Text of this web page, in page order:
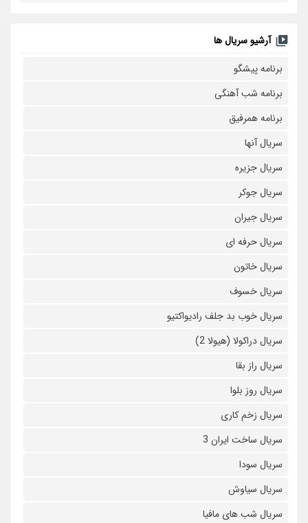
آرشیو سریال ها
برنامه پیشگو
برنامه شب آهنگی
برنامه همرفیق
سریال آنها
سریال جزیره
سریال جوکر
سریال جیران
سریال حرفه ای
سریال خاتون
سریال خسوف
سریال خوب بد جلف رادیواکتیو
سریال دراکولا (هیولا 2)
سریال راز بقا
سریال روز بلوا
سریال زخم کاری
سریال ساخت ایران 3
سریال سودا
سریال سیاوش
سریال شب های مافیا